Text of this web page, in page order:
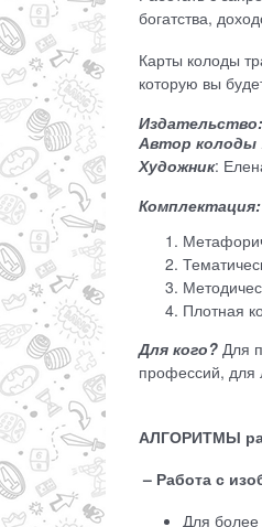
богатства,
Карты колоды
которую вы
Автор
Художник:
Комплектация:
Плотная
Для кого? Для
профессий,
АЛГОРИТМЫ
– Работа с
Для более